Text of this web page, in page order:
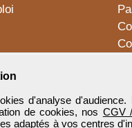
d'analyse d'audience.
de cookies, nos CGV
adaptés à vos centres